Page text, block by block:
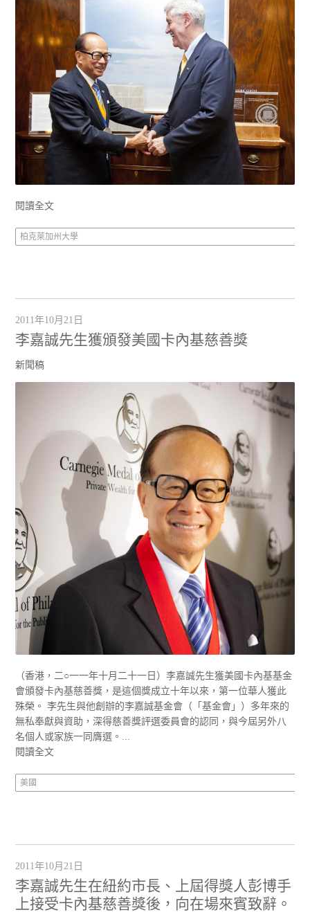
閱讀全文
柏克萊加州大學
2011年10月21日
李嘉誠先生獲頒發美國卡內基慈善獎
新聞稿
（香港，二○一一年十月二十一日）李嘉誠先生獲美國卡內基基金
會頒發卡內基慈善獎，是這個獎成立十年以來，第一位華人獲此
殊榮。 李先生與他創辦的李嘉誠基金會（「基金會」）多年來的
無私奉獻與資助，深得慈善獎評選委員會的認同，與今屆另外八
名個人或家族一同膺選。...
閱讀全文
美國
2011年10月21日
李嘉誠先生在紐約市長、上屆得獎人彭博手
上接受卡內基慈善獎後，向在場來賓致辭。